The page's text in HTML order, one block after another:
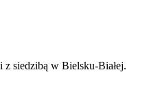
siedzibą w Bielsku-Białej.